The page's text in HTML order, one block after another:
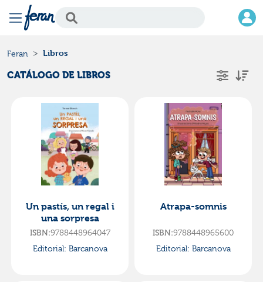
Feran Libros
CATÁLOGO DE LIBROS
Un pastís, un regal i
una sorpresa
ISBN:9788448964047
Editorial: Barcanova
Atrapa-somnis
ISBN:9788448965600
Editorial: Barcanova